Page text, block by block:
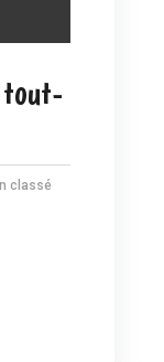
classé